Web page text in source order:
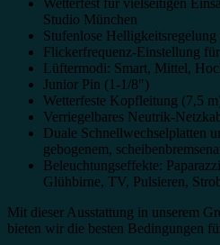
Wetterfest für vielseitigen
Studio München
Stufenlose
Flickerfrequenz-Einstellung
Lüftermodi: Smart, Mittel,
Junior Pin (1-1/8″)
Wetterfeste Kopfleitung (7,5
Verriegelbares Neutrik-
Duale Schnellwechselplatten
gebogenem,
Beleuchtungseffekte:
Glühbirne, TV, Pulsieren,
Mit dieser Ausstattung in unserem
bieten wir die besten Bedingungen